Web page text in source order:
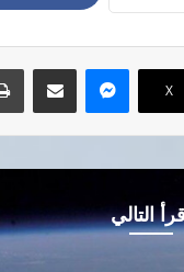
‫X
ماسنجر مشاركة عبر البريد
التالي